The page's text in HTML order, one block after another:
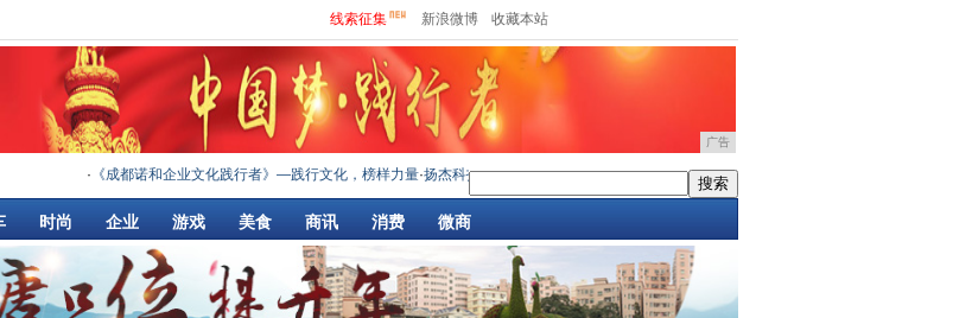
线索征集 新浪微博 收藏本站
广告
《成都诺和企业文化践行者》—践行文化，榜样力量·扬杰科技亮相慕尼黑电子展，全场景功率半导体矩阵
时尚 企业 游戏 美食 商讯 消费 微商